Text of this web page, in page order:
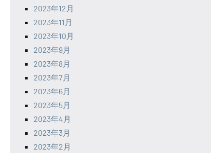
2023年12月
2023年11月
2023年10月
2023年9月
2023年8月
2023年7月
2023年6月
2023年5月
2023年4月
2023年3月
2023年2月